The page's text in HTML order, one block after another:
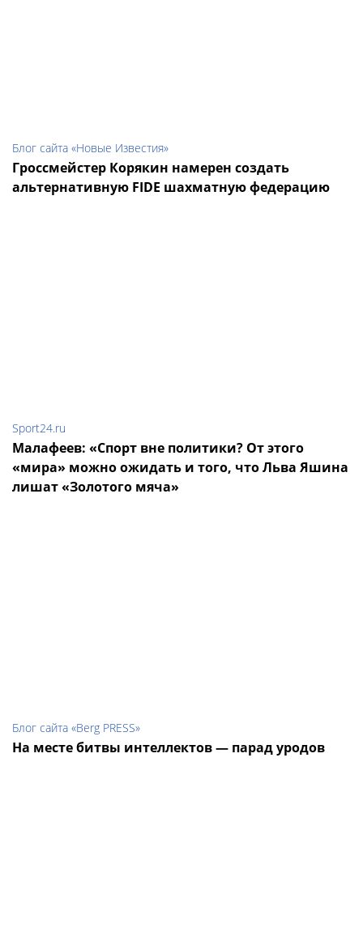
Блог сайта «Новые Известия»
Гроссмейстер Корякин намерен создать
альтернативную FIDE шахматную федерацию
Sport24.ru
Малафеев: «Спорт вне политики? От этого
«мира» можно ожидать и того, что Льва Яшина
лишат «Золотого мяча»
Блог сайта «Berg PRESS»
На месте битвы интеллектов — парад уродов